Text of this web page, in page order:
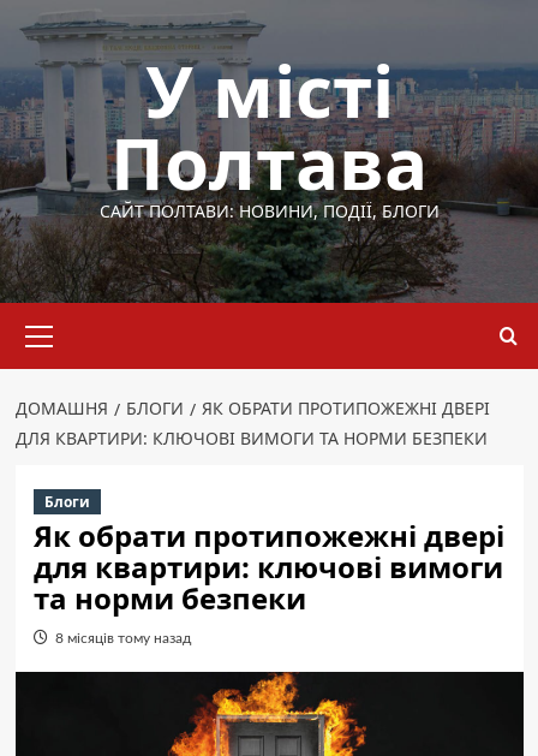
Перейти
вмісту
У місті
Полтава
САЙТ ПОЛТАВИ: НОВИНИ, ПОДІЇ, БЛОГИ
меню
ДОМАШНЯ БЛОГИ
ЯК ОБРАТИ ПРОТИПОЖЕЖНІ ДВЕРІ
ДЛЯ КВАРТИРИ: КЛЮЧОВІ ВИМОГИ ТА НОРМИ БЕЗПЕКИ
Блоги
Як обрати протипожежні двері
для квартири: ключові вимоги
та норми безпеки
8 місяців тому назад